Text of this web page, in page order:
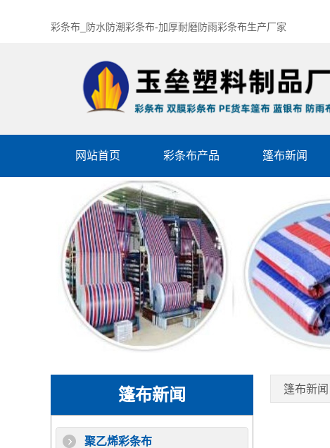
彩条布_防水防潮彩条布-加厚耐磨防雨彩条布生产厂家
网站首页 彩条布产品 篷布新闻
篷布新闻
聚乙烯彩条布
篷布新闻